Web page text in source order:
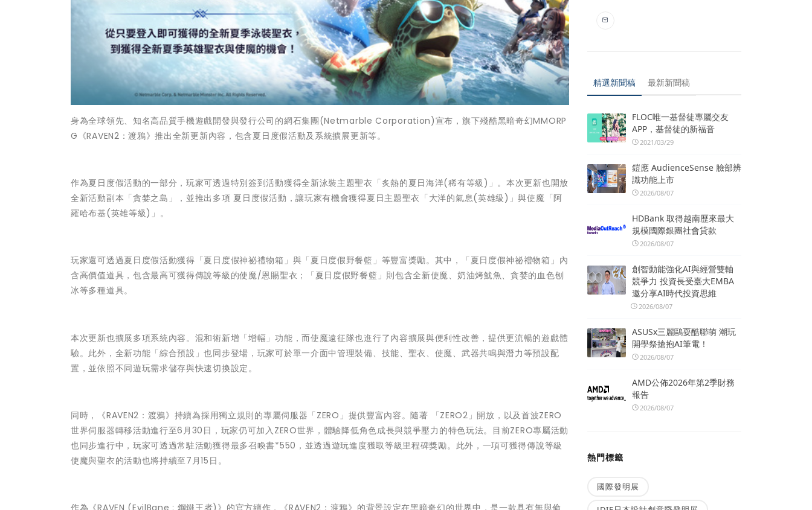
身為全球領先、知名高品質手機遊戲開發與發行公司的網石集團(Netmarble Corporation)宣布，旗下殘酷黑暗奇幻MMORP
G《RAVEN2：渡鴉》推出全新更新內容，包含夏日度假活動及系統擴展更新等。
作為夏日度假活動的一部分，玩家可透過特別簽到活動獲得全新泳裝主題聖衣「炙熱的夏日海洋(稀有等級)」。本次更新也開放
全新活動副本「貪婪之島」，並推出多項 夏日度假活動，讓玩家有機會獲得夏日主題聖衣「大洋的氣息(英雄級)」與使魔「阿
羅哈布基(英雄等級)」。
玩家還可透過夏日度假活動獲得「夏日度假神祕禮物箱」與「夏日度假野餐籃」等豐富獎勵。其中，「夏日度假神祕禮物箱」內
含高價值道具，包含最高可獲得傳說等級的使魔/恩賜聖衣；「夏日度假野餐籃」則包含全新使魔、奶油烤魷魚、貪婪的血色刨
冰等多種道具。
本次更新也擴展多項系統內容。混和術新增「增幅」功能，而使魔遠征隊也進行了內容擴展與便利性改善，提供更流暢的遊戲體
驗。此外，全新功能「綜合預設」也同步登場，玩家可於單一介面中管理裝備、技能、聖衣、使魔、武器共鳴與潛力等預設配
置，並依照不同遊玩需求儲存與快速切換設定。
同時，《RAVEN2：渡鴉》持續為採用獨立規則的專屬伺服器「ZERO」提供豐富內容。隨著 「ZERO2」開放，以及首波ZERO
世界伺服器轉移活動進行至6月30日，玩家仍可加入ZERO世界，體驗降低角色成長與競爭壓力的特色玩法。目前ZERO專屬活動
也同步進行中，玩家可透過常駐活動獲得最多召喚書*550，並透過遊玩進度獲取等級里程碑獎勵。此外，一項可獲得傳說等級
使魔與聖衣的活動也將持續至7月15日。
作為《RAVEN (EvilBane : 鋼鐵王者)》的官方續作，《RAVEN2：渡鴉》的背景設定在黑暗奇幻的世界中，是一款具有無與倫
精選新聞稿 最新新聞稿
FLOC唯一基督徒專屬交友
APP，基督徒的新福音
2021/03/29
鎧應 AudienceSense 臉部辨
識功能上市
2026/08/07
HDBank 取得越南歷來最大
規模國際銀團社會貸款
2026/08/07
創智動能強化AI與經營雙軸
競爭力 投資長受臺大EMBA
邀分享AI時代投資思維
2026/08/07
ASUSx三麗鷗耍酷聯萌 潮玩
開學祭搶抱AI筆電！
2026/08/07
AMD公佈2026年第2季財務
報告
2026/08/07
熱門標籤
國際發明展